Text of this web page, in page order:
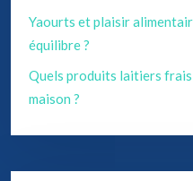
Yaourts et plaisir
équilibre ?
Quels produits laitiers
maison ?